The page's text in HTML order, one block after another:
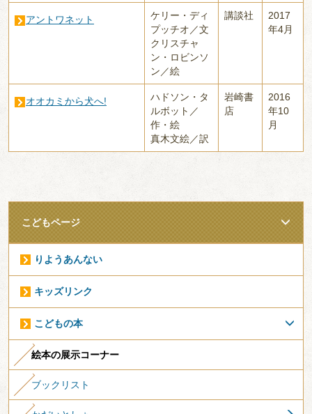
アントワネット
ケリー・ディ
プッチオ／文
クリスチャ
ン・ロビンソ
ン／絵
講談社
2017
年4月
オオカミから犬へ!
ハドソン・タ
ルボット／
作・絵
真木文絵／訳
岩崎書
店
2016
年10
月
こどもページ
りようあんない
キッズリンク
こどもの本
絵本の展示コーナー
ブックリスト